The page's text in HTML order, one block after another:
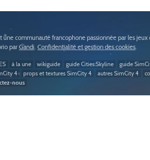
une communauté francophone passionnée par les
parGandi Confidentialité et gestion des cookies
à la une wikiguide guide Cities:Skyline guide
4 props et textures SimCity 4 autres SimCity 4
nous